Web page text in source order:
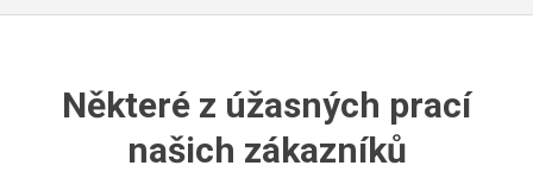
Některé z úžasných prací
našich zákazníků